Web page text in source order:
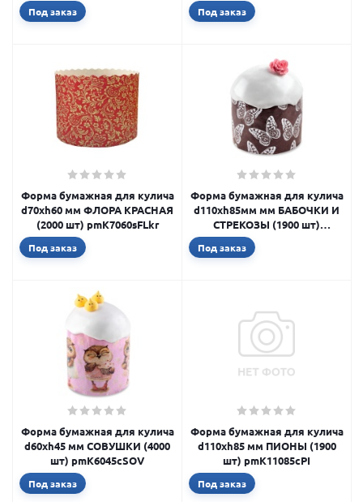
Под заказ Под заказ
Форма бумажная для кулича
d70xh60 мм ФЛОРА КРАСНАЯ
(2000 шт) pmK7060sFLkr
Под заказ
Форма бумажная для кулича
d110xh85мм мм БАБОЧКИ И
СТРЕКОЗЫ (1900 шт)
pmK11085сBD
Под заказ
Форма бумажная для кулича
d60xh45 мм СОВУШКИ (4000
шт) pmK6045cSOV
Под заказ
Форма бумажная для кулича
d110xh85 мм ПИОНЫ (1900
шт) pmK11085cPI
Под заказ